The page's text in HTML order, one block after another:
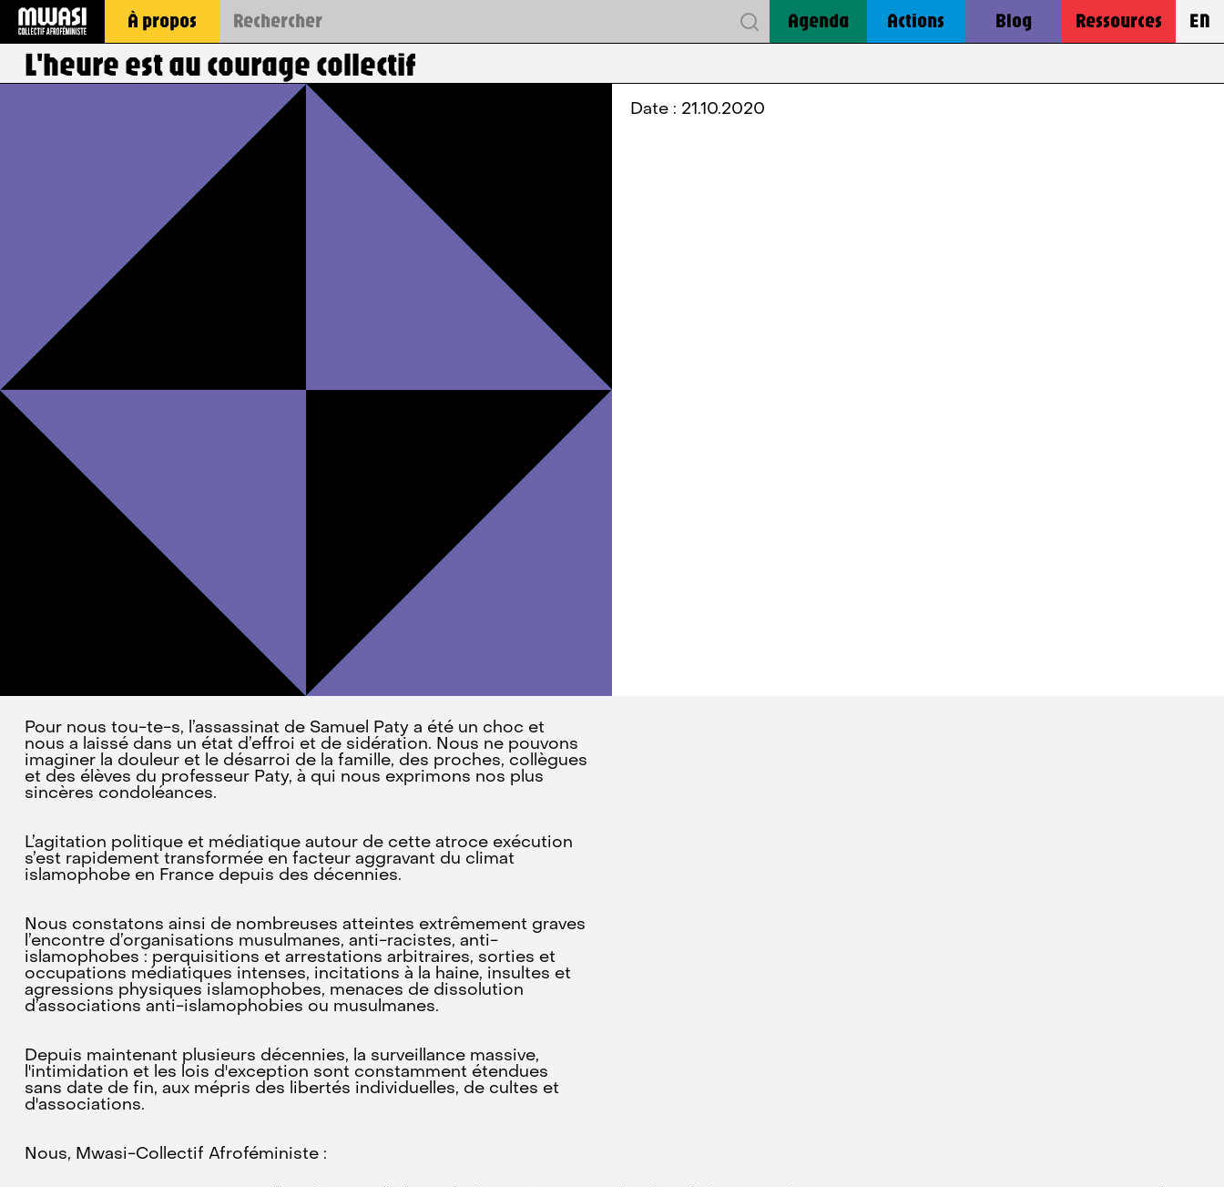
À propos Agenda Actions Blog Ressources EN
L'heure est au courage collectif
Date : 21.10.2020
Pour nous tou-te-s, l’assassinat de Samuel Paty a été un choc et
nous a laissé dans un état d’effroi et de sidération. Nous ne pouvons
imaginer la douleur et le désarroi de la famille, des proches, collègues
et des élèves du professeur Paty, à qui nous exprimons nos plus
sincères condoléances.
L’agitation politique et médiatique autour de cette atroce exécution
s’est rapidement transformée en facteur aggravant du climat
islamophobe en France depuis des décennies.
Nous constatons ainsi de nombreuses atteintes extrêmement graves
l’encontre d’organisations musulmanes, anti-racistes, anti-
islamophobes : perquisitions et arrestations arbitraires, sorties et
occupations médiatiques intenses, incitations à la haine, insultes et
agressions physiques islamophobes, menaces de dissolution
d’associations anti-islamophobies ou musulmanes.
Depuis maintenant plusieurs décennies, la surveillance massive,
l'intimidation et les lois d'exception sont constamment étendues
sans date de fin, aux mépris des libertés individuelles, de cultes et
d'associations.
Nous, Mwasi-Collectif Afroféministe :